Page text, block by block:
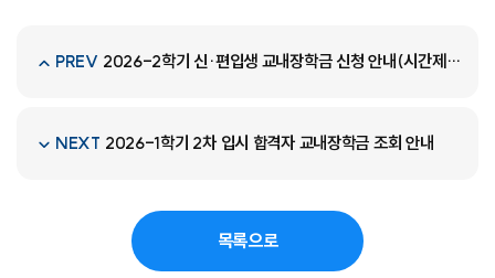
PREV 2026-2학기 신·편입생 교내장학금 신청 안내(시간제등록생 포함)
NEXT 2026-1학기 2차 입시 합격자 교내장학금 조회 안내
목록으로